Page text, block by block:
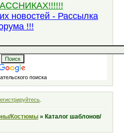
новостей - Рассылка
!!!
поиска
.
Костюмы » Каталог шаблонов/